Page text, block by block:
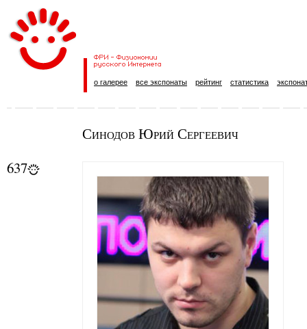
о галерее все экспонаты рейтинг статистика
Синодов Юрий Сергеевич
637